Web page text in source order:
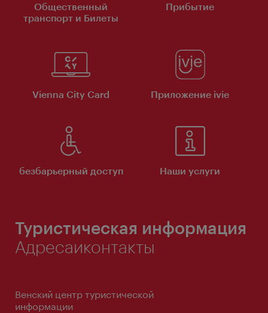
Общественный
транспорт и Билеты
Прибытие
Vienna City Card Приложение ivie
безбарьерный доступ Наши услуги
Туристическая информация
Адресаиконтакты
Венский центр туристической
информации